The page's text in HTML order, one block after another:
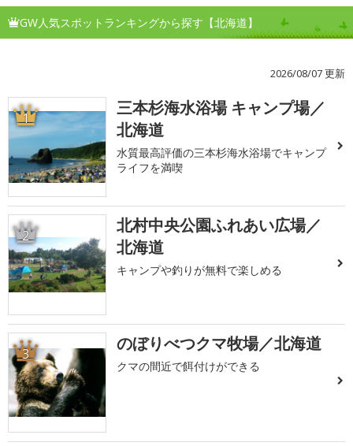
GW人気スポットランキングから探す【北海道】
2026/08/07 更新
1
三本杉海水浴場 キャンプ場／
北海道
水質最高評価の三本杉海水浴場でキャンプ
ライフを満喫
2
北村中央公園ふれあい広場／
北海道
キャンプや釣りが無料で楽しめる
3 のぼりべつクマ牧場／北海道
クマの間近で餌付けができる